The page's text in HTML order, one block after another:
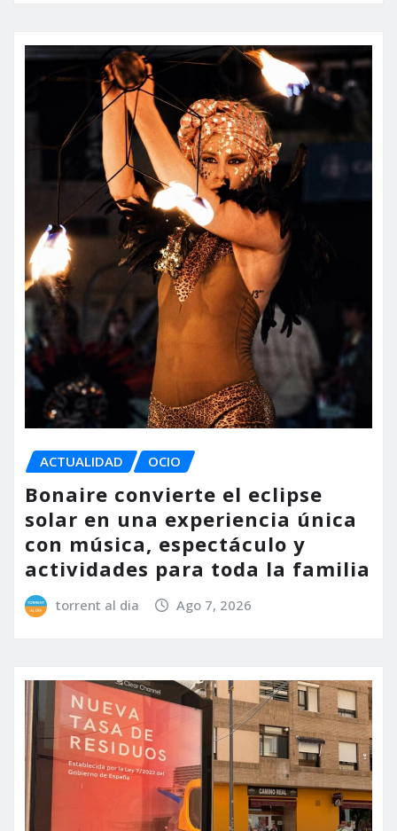
ACTUALIDAD OCIO
Bonaire convierte el eclipse
solar en una experiencia única
con música, espectáculo y
actividades para toda la familia
torrent al dia Ago 7, 2026